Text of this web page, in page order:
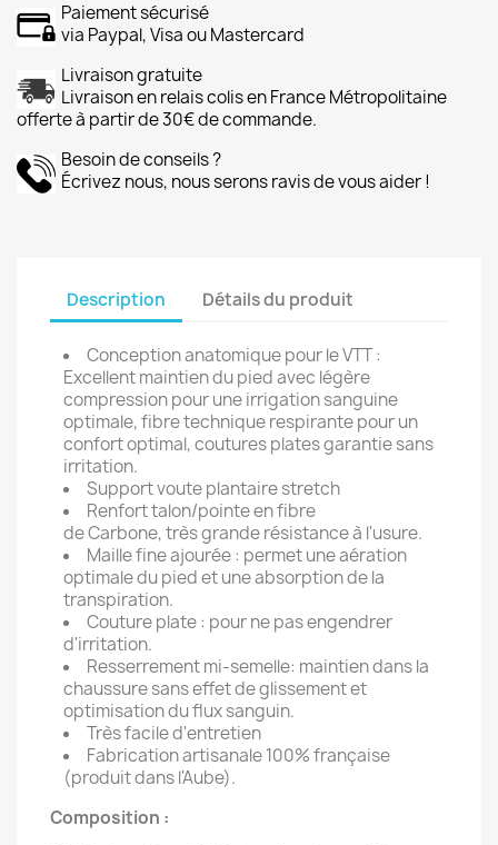
Paiement sécurisé
via Paypal, Visa ou Mastercard
Livraison gratuite
Livraison en relais colis en France Métropolitaine
offerte à partir de 30€ de commande.
Besoin de conseils ?
Écrivez nous, nous serons ravis de vous aider !
Description Détails du produit
Conception anatomique pour le VTT :
Excellent maintien du pied avec légère
compression pour une irrigation sanguine
optimale, fibre technique respirante pour un
confort optimal, coutures plates garantie sans
irritation.
Support voute plantaire stretch
Renfort talon/pointe en fibre
de Carbone, très grande résistance à l'usure.
Maille fine ajourée : permet une aération
optimale du pied et une absorption de la
transpiration.
Couture plate : pour ne pas engendrer
d'irritation.
Resserrement mi-semelle: maintien dans la
chaussure sans effet de glissement et
optimisation du flux sanguin.
Très facile d'entretien
Fabrication artisanale 100% française
(produit dans l'Aube).
Composition :